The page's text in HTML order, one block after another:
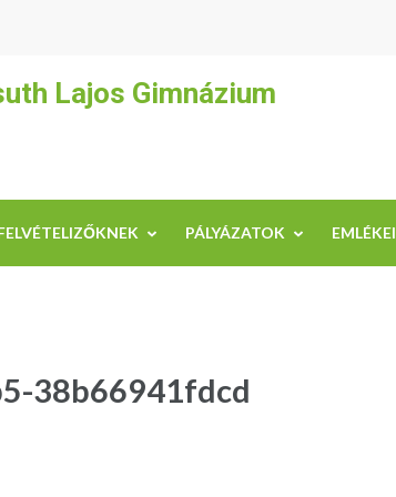
Lajos Gimnázium
PÁLYÁZATOK
38b66941fdcd